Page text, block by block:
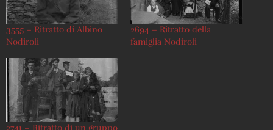
3555 – Ritratto di Albino
Nodiroli
2694 – Ritratto della
famiglia Nodiroli